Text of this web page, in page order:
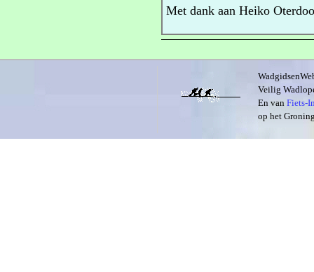
Met dank aan Heiko
Veilig
En van Fiets-
op het